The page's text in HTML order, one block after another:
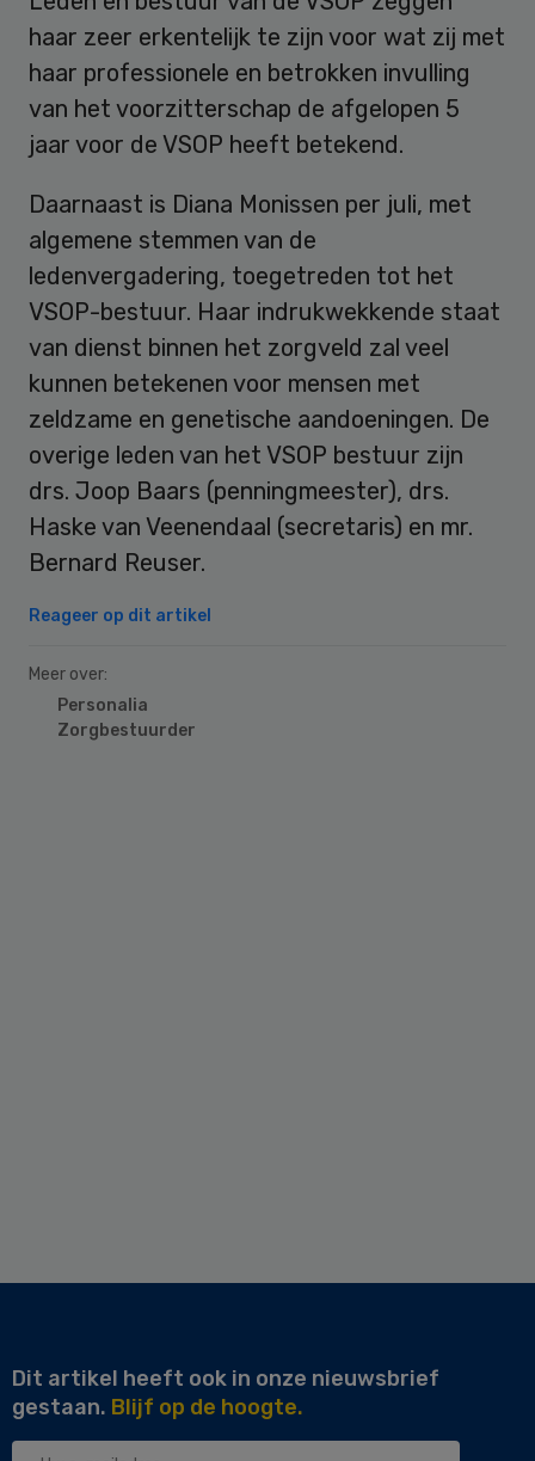
haar zeer erkentelijk te zijn voor wat zij met
haar professionele en betrokken invulling
van het voorzitterschap de afgelopen 5
jaar voor de VSOP heeft betekend.
Daarnaast is Diana Monissen per juli, met
algemene stemmen van de
ledenvergadering, toegetreden tot het
VSOP-bestuur. Haar indrukwekkende staat
van dienst binnen het zorgveld zal veel
kunnen betekenen voor mensen met
zeldzame en genetische aandoeningen. De
overige leden van het VSOP bestuur zijn
drs. Joop Baars (penningmeester), drs.
Haske van Veenendaal (secretaris) en mr.
Bernard Reuser.
Reageer op dit artikel
Meer over:
Personalia
Zorgbestuurder
Dit artikel heeft ook in onze nieuwsbrief
gestaan. Blijf op de hoogte.
Uw